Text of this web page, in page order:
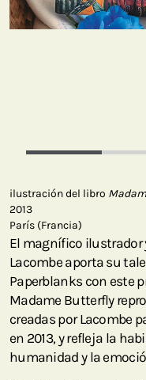
ilustración del libro
2013
París (Francia)
El magnífico
Lacombe aporta su
Paperblanks con este
Madame Butterfly
creadas por Lacombe
en 2013, y refleja la
humanidad y la